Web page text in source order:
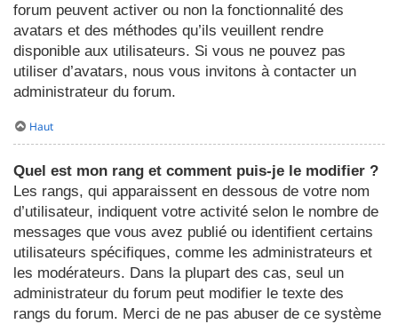
forum peuvent activer ou non la fonctionnalité des
avatars et des méthodes qu’ils veuillent rendre
disponible aux utilisateurs. Si vous ne pouvez pas
utiliser d’avatars, nous vous invitons à contacter un
administrateur du forum.
Haut
Quel est mon rang et comment puis-je le modifier ?
Les rangs, qui apparaissent en dessous de votre nom
d’utilisateur, indiquent votre activité selon le nombre de
messages que vous avez publié ou identifient certains
utilisateurs spécifiques, comme les administrateurs et
les modérateurs. Dans la plupart des cas, seul un
administrateur du forum peut modifier le texte des
rangs du forum. Merci de ne pas abuser de ce système